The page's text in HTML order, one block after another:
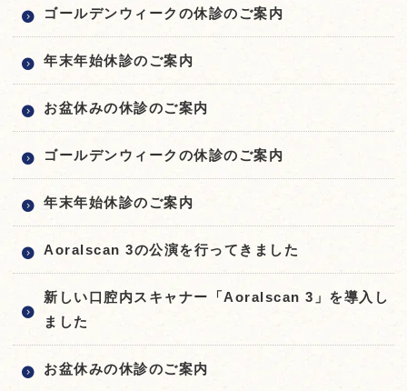
ゴールデンウィークの休診のご案内
年末年始休診のご案内
お盆休みの休診のご案内
ゴールデンウィークの休診のご案内
年末年始休診のご案内
Aoralscan 3の公演を行ってきました
新しい口腔内スキャナー「Aoralscan 3」を導入し
ました
お盆休みの休診のご案内